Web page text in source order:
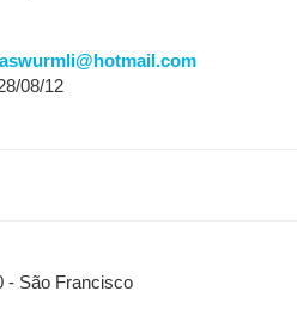
08/12
- São Francisco